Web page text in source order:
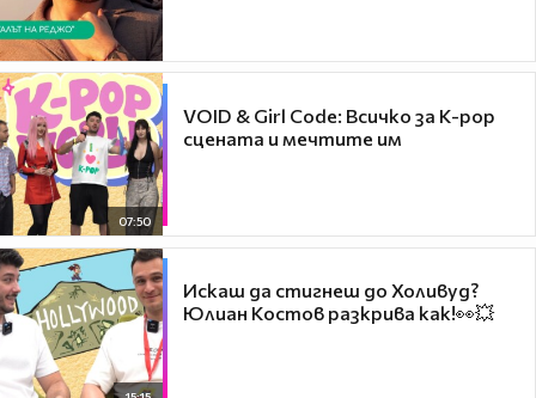
07:50
VOID & Girl Code: Всичко за K-pop
сцената и мечтите им
Искаш да стигнеш до Холивуд?
Юлиан Костов разкрива как!👀💥